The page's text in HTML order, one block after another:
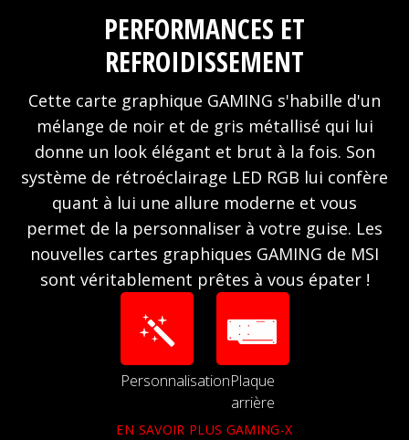
PERFORMANCES ET
REFROIDISSEMENT
Cette carte graphique GAMING s'habille d'un
mélange de noir et de gris métallisé qui lui
donne un look élégant et brut à la fois. Son
système de rétroéclairage LED RGB lui confère
quant à lui une allure moderne et vous
permet de la personnaliser à votre guise. Les
nouvelles cartes graphiques GAMING de MSI
sont véritablement prêtes à vous épater !
PersonnalisationPlaque
arrière
EN SAVOIR PLUS GAMING-X